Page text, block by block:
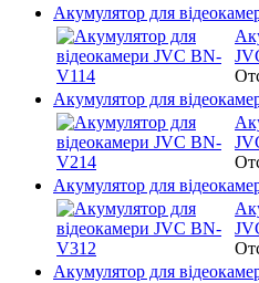
Акумулятор для
Акумулятор для
Акумулятор для
Акумулятор для